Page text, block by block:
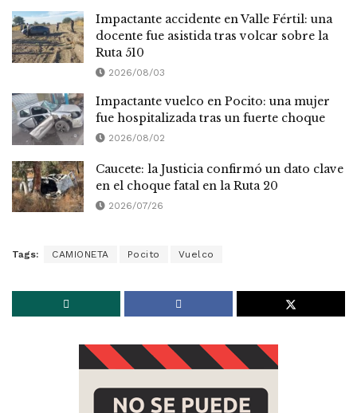
Impactante accidente en Valle Fértil: una
docente fue asistida tras volcar sobre la
Ruta 510
2026/08/03
Impactante vuelco en Pocito: una mujer
fue hospitalizada tras un fuerte choque
2026/08/02
Caucete: la Justicia confirmó un dato clave
en el choque fatal en la Ruta 20
2026/07/26
Tags: CAMIONETA Pocito Vuelco